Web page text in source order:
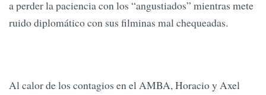
a perder la paciencia con los “angustiados” mientras mete
ruido diplomático con sus filminas mal chequeadas.
Al calor de los contagios en el AMBA, Horacio y Axel